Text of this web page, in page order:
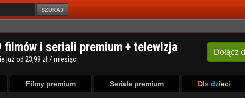
SZUKAJ
Filmy premium Seriale premium Dla dzieci